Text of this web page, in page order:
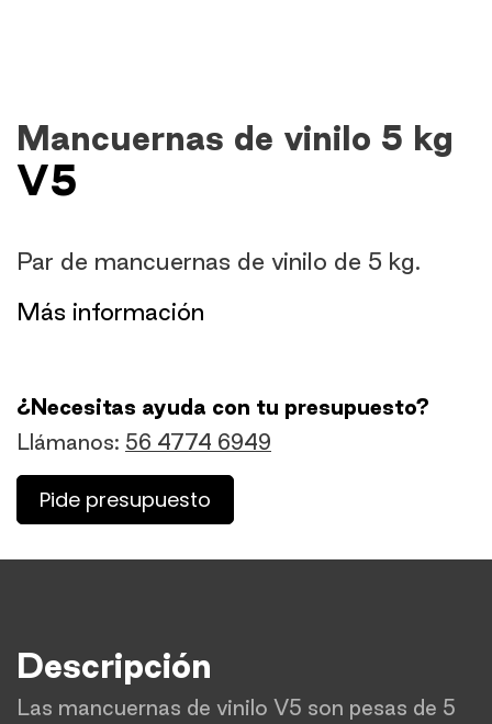
Mancuernas de vinilo 5 kg
V5
Par de mancuernas de vinilo de 5 kg.
​Más información
¿Necesitas ayuda con tu presupuesto?
Llámanos: 56 4774 6949
Pide presupuesto
Descripción
Las mancuernas de vinilo V5 son pesas de 5